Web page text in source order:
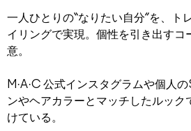
一人ひとりの“なりたい自分”を、ト
イリングで実現。個性を引き出すコ
意。
M·A·C 公式インスタグラムや個人
ンやヘアカラーとマッチしたルック
けている。